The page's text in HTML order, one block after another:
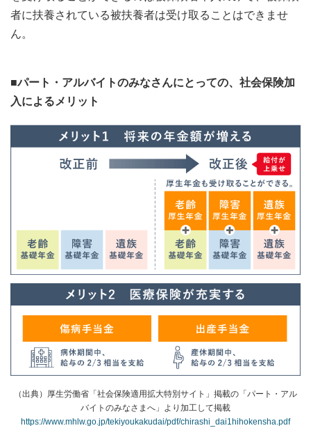
者に扶養されている被扶養者は受け取ることはできませ
ん。
■パート・アルバイトのみなさんにとっての、社会保険加
入によるメリット
（出典）厚生労働省「社会保険適用拡大特別サイト」掲載の「パート・アル
バイトのみなさまへ」より加工して掲載
https://www.mhlw.go.jp/tekiyoukakudai/pdf/chirashi_dai1hihokensha.pdf